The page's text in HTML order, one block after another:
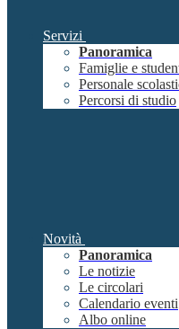
Servizi
Panoramica
Famiglie e
Personale
Percorsi di studio
Novità
Panoramica
Le notizie
Le circolari
Calendario eventi
Albo online